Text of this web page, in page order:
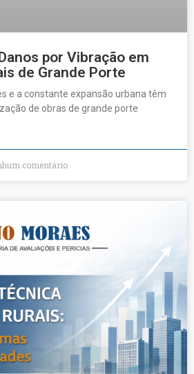
por Vibração em
de Grande Porte
e a constante expansão urbana têm
de obras de grande porte
comentário